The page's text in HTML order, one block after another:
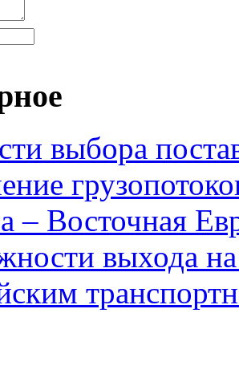
выбора
– Восточная
выхода